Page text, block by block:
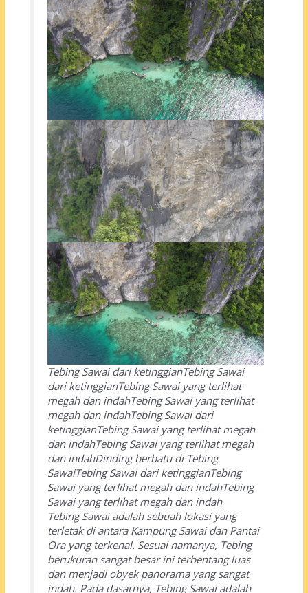
Tebing Sawai dari ketinggianTebing Sawai
dari ketinggianTebing Sawai yang terlihat
megah dan indahTebing Sawai yang terlihat
megah dan indahTebing Sawai dari
ketinggianTebing Sawai yang terlihat megah
dan indahTebing Sawai yang terlihat megah
dan indahDinding berbatu di Tebing
SawaiTebing Sawai dari ketinggianTebing
Sawai yang terlihat megah dan indahTebing
Sawai yang terlihat megah dan indah
Tebing Sawai adalah sebuah lokasi yang
terletak di antara Kampung Sawai dan Pantai
Ora yang terkenal. Sesuai namanya, Tebing
berukuran sangat besar ini terbentang luas
dan menjadi obyek panorama yang sangat
indah. Pada dasarnya, Tebing Sawai adalah